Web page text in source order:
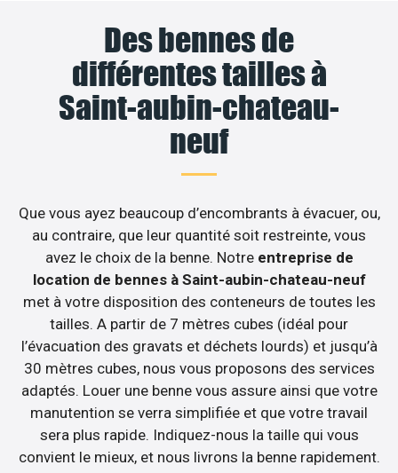
Des bennes de
différentes tailles à
Saint-aubin-chateau-
neuf
Que vous ayez beaucoup d’encombrants à évacuer, ou,
au contraire, que leur quantité soit restreinte, vous
avez le choix de la benne. Notre entreprise de
location de bennes à Saint-aubin-chateau-neuf
met à votre disposition des conteneurs de toutes les
tailles. A partir de 7 mètres cubes (idéal pour
l’évacuation des gravats et déchets lourds) et jusqu’à
30 mètres cubes, nous vous proposons des services
adaptés. Louer une benne vous assure ainsi que votre
manutention se verra simplifiée et que votre travail
sera plus rapide. Indiquez-nous la taille qui vous
convient le mieux, et nous livrons la benne rapidement.